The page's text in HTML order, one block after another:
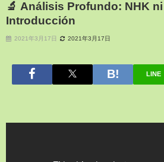
🔬 Análisis Profundo: NHK
Introducción
2021年3月17日 2021年3月17日
LINE